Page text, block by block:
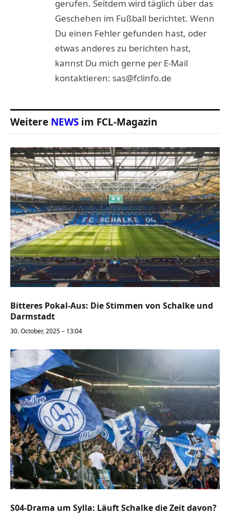
gerufen. Seitdem wird täglich über das
Geschehen im Fußball berichtet. Wenn
Du einen Fehler gefunden hast, oder
etwas anderes zu berichten hast,
kannst Du mich gerne per E-Mail
kontaktieren: sas@fclinfo.de
Weitere NEWS im FCL-Magazin
Bitteres Pokal-Aus: Die Stimmen von Schalke und
Darmstadt
30. October, 2025 – 13:04
S04-Drama um Sylla: Läuft Schalke die Zeit davon?